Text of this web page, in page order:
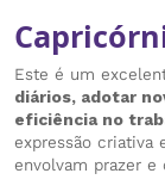
Este é um
diários, adotar
eficiência no
expressão criativa
envolvam prazer e